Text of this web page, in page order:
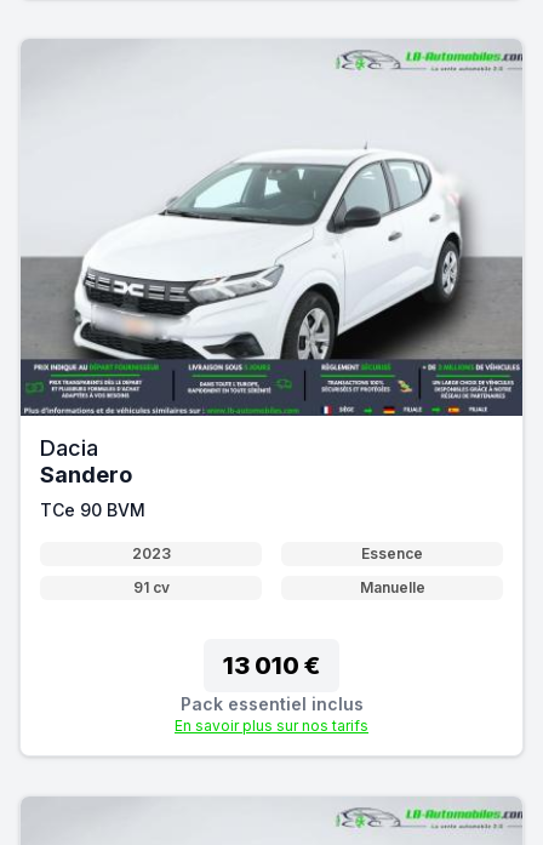
Dacia
Sandero
TCe 90 BVM
2023
Essence
91 cv
Manuelle
13 010 €
Pack essentiel inclus
En savoir plus sur nos tarifs